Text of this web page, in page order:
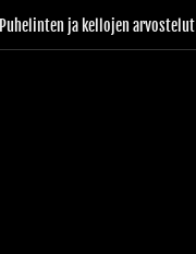
Puhelinten ja kellojen arvostelut